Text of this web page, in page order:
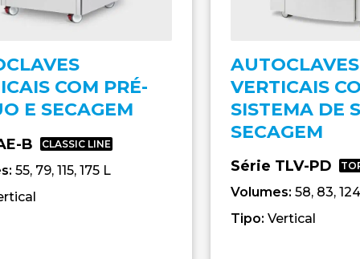
COM PRÉ-
E SECAGEM
B CLASSIC LINE
55, 79, 115, 175 L
AUTOCLAVES
VERTICAIS
SISTEMA DE
SECAGEM
Série TLV-PD
Volumes: 58, 83,
Tipo: Vertical